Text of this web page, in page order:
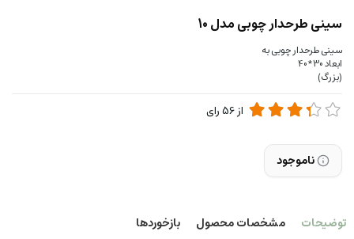
سینی طرحدار چوبی مدل 10
سینی طرحدار چوبی به
ابعاد 30*40
(بزرگ)
از56رای
ناموجود
توضیحات مشخصات محصول بازخوردها